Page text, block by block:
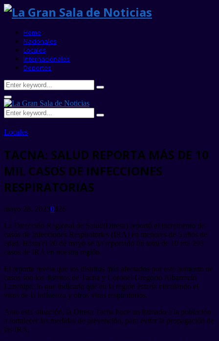
Home
Nacionales
Locales
Internacionales
Deportes
Search
for:
Search
Primary
Menu
Search
for:
Search
Locales
TACNA: SALUD REPORTA MÁS DE 10
MIL CASOS DE INFECCIONES
RESPIRATORIAS
mayo 28, 20230426
La Dirección Regional de Salud(Diresa) reportó el incremento de
casos de Infecciones Respiratorias (IRA) en menores de 5 años de
edad. Hasta el 20 de mayo se ha reportado un total de 10 mil 293
casos de IRA en nuestra región.
El reporte revela que los distritos más afectados por este aumento de
casos son los distritos de Tacna y Coronel Gregorio Albarracín
Lanchipa, lo que indicaría que en la región estaría circulando el
virus de la influenza y otros virus respiratorios.
Ante esta situación, la Diresa Tacna hace un llamado a la población
a fortalecer las medidas de prevención, para evitar la propagación de
las IRA.